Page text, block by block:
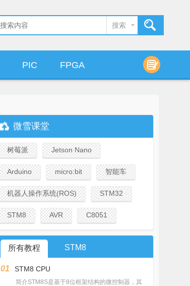
搜索
PIC FPGA
微雪课堂
树莓派 Jetson Nano
Arduino micro:bit 智能车
机器人操作系统(ROS) STM32
STM8 AVR C8051
所有教程 STM8
01 STM8 CPU
简介STM8S是基于8位框架结构的微控制器，其